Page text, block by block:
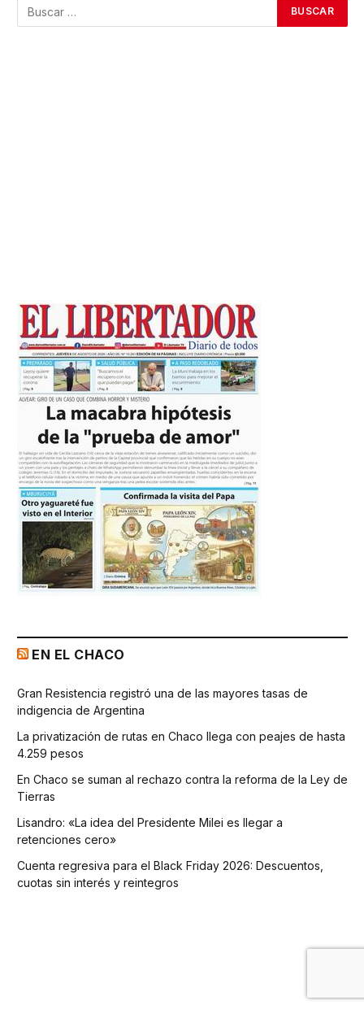
EN EL CHACO
Gran Resistencia registró una de las mayores tasas de
indigencia de Argentina
La privatización de rutas en Chaco llega con peajes de hasta
4.259 pesos
En Chaco se suman al rechazo contra la reforma de la Ley de
Tierras
Lisandro: «La idea del Presidente Milei es llegar a
retenciones cero»
Cuenta regresiva para el Black Friday 2026: Descuentos,
cuotas sin interés y reintegros